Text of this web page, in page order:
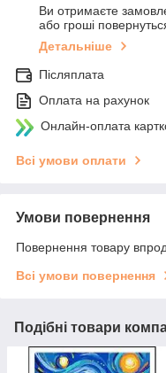
Ви отримаєте
або гроші
Детальніше
Післяплата
Оплата на рахунок
Онлайн-оплата
Всі умови оплати
Умови повернення
Повернення товару
Всі умови повернення
Подібні товари